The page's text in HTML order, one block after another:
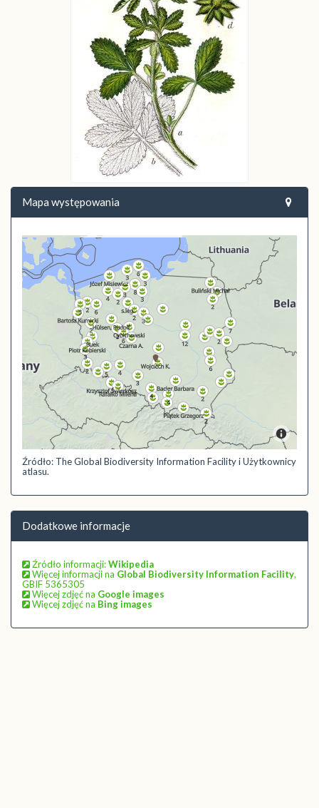
Mapa występowania
Źródło: The Global Biodiversity Information Facility i Użytkownicy
atlasu.
Dodatkowe informacje
Źródło informacji:Wikipedia
Więcej informacji na Global Biodiversity Information Facility,
GBIF 5365305
Więcej zdjęć na Google images
Więcej zdjęć na Bing images